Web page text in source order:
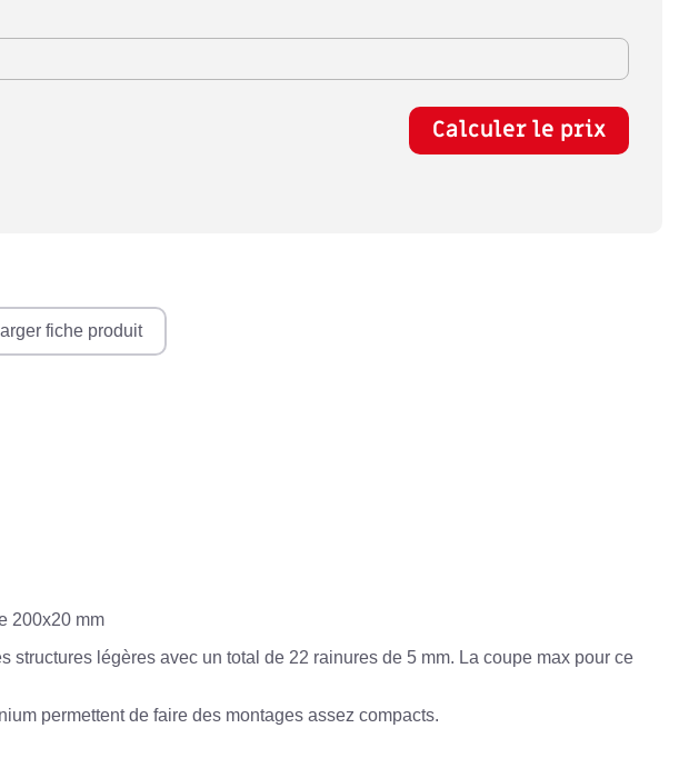
Calculer le prix
fiche produit
200x20 mm
légères avec un total de 22 rainures de 5 mm. La coupe max pour ce
permettent de faire des montages assez compacts.